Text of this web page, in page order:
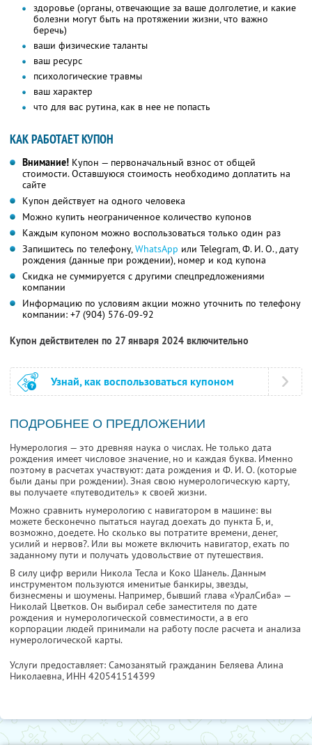
здоровье (органы, отвечающие за ваше долголетие, и какие
болезни могут быть на протяжении жизни, что важно
беречь)
ваши физические таланты
ваш ресурс
психологические травмы
ваш характер
что для вас рутина, как в нее не попасть
КАК РАБОТАЕТ КУПОН
Внимание! Купон — первоначальный взнос от общей
стоимости. Оставшуюся стоимость необходимо доплатить на
сайте
Купон действует на одного человека
Можно купить неограниченное количество купонов
Каждым купоном можно воспользоваться только один раз
Запишитесь по телефону,WhatsApp или Telegram,Ф. И. О.,дату
рождения (данные при рождении), номер и код купона
Скидка не суммируется с другими спецпредложениями
компании
Информацию по условиям акции можно уточнить по телефону
компании: +7 (904) 576-09-92
Купон действителен по 27 января 2024 включительно
Узнай, как воспользоваться купоном
ПОДРОБНЕЕ О ПРЕДЛОЖЕНИИ
Нумерология — это древняя наука о числах. Не только дата
рождения имеет числовое значение, но и каждая буква. Именно
поэтому в расчетах участвуют: дата рождения и Ф. И. О. (которые
были даны при рождении). Зная свою нумерологическую карту,
вы получаете «путеводитель» к своей жизни.
Можно сравнить нумерологию с навигатором в машине: вы
можете бесконечно пытаться наугад доехать до пункта Б, и,
возможно, доедете. Но сколько вы потратите времени, денег,
усилий и нервов?. Или вы можете включить навигатор, ехать по
заданному пути и получать удовольствие от путешествия.
В силу цифр верили Никола Тесла и Коко Шанель. Данным
инструментом пользуются именитые банкиры, звезды,
бизнесмены и шоумены. Например, бывший глава «УралСиба» —
Николай Цветков. Он выбирал себе заместителя по дате
рождения и нумерологической совместимости, а в его
корпорации людей принимали на работу после расчета и анализа
нумерологической карты.
Услуги предоставляет: Самозанятый гражданин Беляева Алина
Николаевна, ИНН 420541514399